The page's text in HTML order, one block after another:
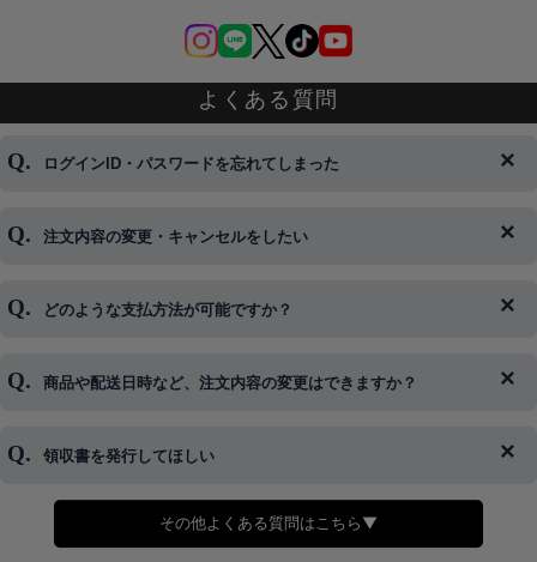
よくある質問
ログインID・パスワードを忘れてしまった
◆下記ページより、ログインIDの変更が可能です。
注文内容の変更・キャンセルをしたい
◆即日発送を行なっている関係上、午後以降のご連絡やキャンセル
※発送後、発送準備が完了しお手続きが間に合わない場合は変更、
どのような支払方法が可能ですか？
◆代金引換・クレジットカード・携帯キャリア決済・おねだり決
商品や配送日時など、注文内容の変更はできますか？
◆商品発送前の変更は承っております。
さい。
領収書を発行してほしい
◆領収書はご希望頂いた場合のみ発行しております。
その他よくある質問はこちら▼